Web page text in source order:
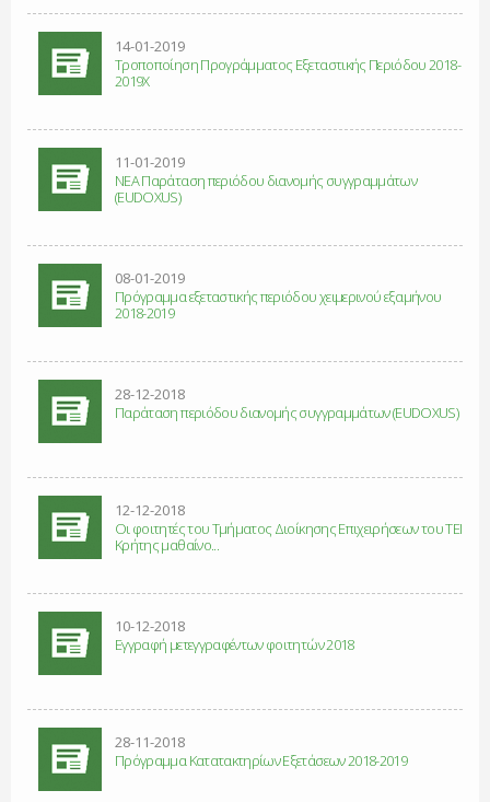
14-01-2019
Τροποποίηση Προγράμματος Εξεταστικής Περιόδου 2018-
2019Χ
11-01-2019
NEA Παράταση περιόδου διανομής συγγραμμάτων
(ΕUDOXUS)
08-01-2019
Πρόγραμμα εξεταστικής περιόδου χειμερινού εξαμήνου
2018-2019
28-12-2018
Παράταση περιόδου διανομής συγγραμμάτων (ΕUDOXUS)
12-12-2018
Οι φοιτητές του Τμήματος Διοίκησης Επιχειρήσεων του ΤΕΙ
Κρήτης μαθαίνο...
10-12-2018
Εγγραφή μετεγγραφέντων φοιτητών 2018
28-11-2018
Πρόγραμμα Κατατακτηρίων Εξετάσεων 2018-2019